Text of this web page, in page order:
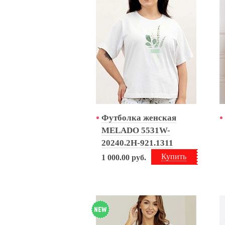
Футболка женская
MELADO 5531W-
20240.2H-921.1311
Купить
1 000.00 руб.